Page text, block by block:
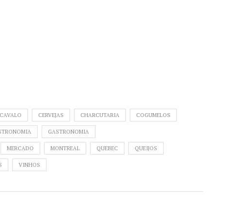
CERVEJAS CHARCUTARIA COGUMELOS
GASTRONOMIA
MERCADO MONTREAL QUEBEC QUEIJOS
VINHOS